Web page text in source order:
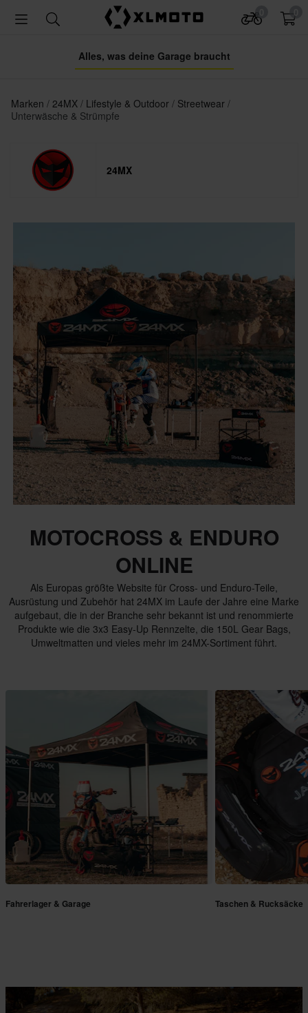
Alles, was deine Garage braucht
Marken 24MX Lifestyle & Outdoor
Streetwear
Unterwäsche & Strümpfe
24MX
MOTOCROSS & ENDURO
ONLINE
Als Europas größte Website für Cross- und Enduro-Teile,
Ausrüstung und Zubehör hat 24MX im Laufe der Jahre eine Marke
aufgebaut, die in der Branche sehr bekannt ist und renommierte
Produkte wie die 3x3 Easy-Up Rennzelte, die 150L Gear Bags,
Umweltmatten und vieles mehr im 24MX-Sortiment führt.
Fahrerlager & Garage Taschen & Rucksäcke